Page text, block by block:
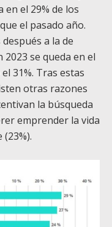
en el 29% de los
el pasado año.
a la de
se queda en el
31%. Tras estas
otras razones
la búsqueda
emprender la vida